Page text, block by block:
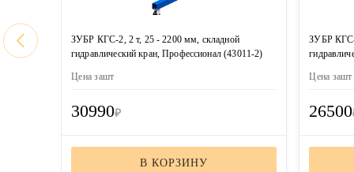
ЗУБР КГС-2, 2 т, 25 - 2200 мм, складной
гидравлический кран, Профессионал (43011-2)
Цена зашт
30990₽
В КОРЗИНУ
ЗУБР КГС-
Цена зашт
26500